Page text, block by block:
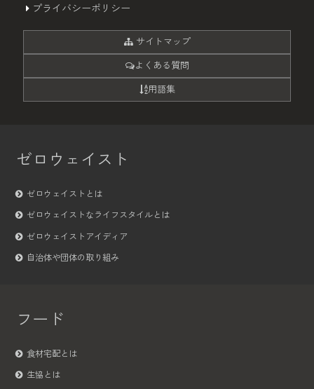
プライバシーポリシー
サイトマップ
よくある質問
用語集
ゼロウェイスト
ゼロウェイストとは
ゼロウェイストなライフスタイルとは
ゼロウェイストアイディア
自治体や団体の取り組み
フード
食材宅配とは
生協とは